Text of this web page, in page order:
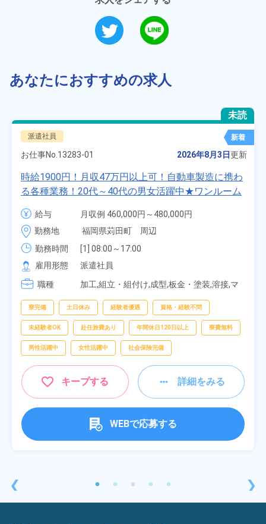
あなたにおすすめの求人
❮
未読
派遣社員 新着
お仕事No. 13283-01 2026年8月3日更新
時給1900円！月収47万円以上可！自動車製造に携わ
る各種業務！20代～40代の男女活躍中★ワンルーム
寮無料！マイカー通勤OK！無料駐車場あり！赴任旅
費会社負担！社員食堂あり！日払いあり！土日休
み！特別賞与90万円支給！《福岡県京都郡苅田町》
給与
月収例 460,000円～480,000円
時給 1,900円～1,900円
勤務地
福岡県苅田町　周辺
勤務時間
[1] 08:00～17:00
[2] 20:00～05:00
[3] 06:30～15:00
[4] 14:30～23:00
雇用形態
派遣社員
職種
加工,組立・組付け,成型,板金・塗装,溶接,マ
査,物流・配送
寮完備 土日休み 経験者優遇 資格・経験不問
未経験者OK 赴任旅費あり 年間休日120日以上 寮費無料
男性活躍中 女性活躍中 社会保険完備
キープする 詳細をみる
WEBで応募する
❯